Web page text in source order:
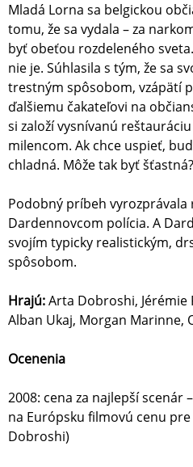
Mladá Lorna sa belgickou
tomu, že sa vydala – za
byť obeťou rozdeleného
nie je. Súhlasila s tým, že sa
trestným spôsobom, vzápätí
ďalšiemu čakateľovi na
si založí vysnívanú
milencom. Ak chce uspieť,
chladná. Môže tak byť šťastná?
Podobný príbeh
Dardennovcom polícia. A
svojím typicky realistickým,
spôsobom.
Hrajú:Arta Dobroshi, Jérémie
Alban Ukaj, Morgan Marinne,
Ocenenia
2008: cena za najlepší scenár
na Európsku filmovú cenu
Dobroshi)